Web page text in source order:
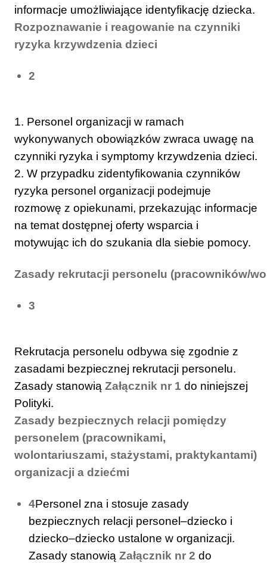
informacje umożliwiające identyfikację dziecka.
Rozpoznawanie i reagowanie na czynniki
ryzyka krzywdzenia dzieci
2
1. Personel organizacji w ramach
wykonywanych obowiązków zwraca uwagę na
czynniki ryzyka i symptomy krzywdzenia dzieci.
2. W przypadku zidentyfikowania czynników
ryzyka personel organizacji podejmuje
rozmowę z opiekunami, przekazując informacje
na temat dostępnej oferty wsparcia i
motywując ich do szukania dla siebie pomocy.
Zasady rekrutacji personelu (pracowników/
3
Rekrutacja personelu odbywa się zgodnie z
zasadami bezpiecznej rekrutacji personelu.
Zasady stanowią Załącznik nr 1 do niniejszej
Polityki.
Zasady bezpiecznych relacji pomiędzy
personelem (pracownikami,
wolontariuszami, stażystami, praktykantami)
organizacji a dziećmi
4Personel zna i stosuje zasady
bezpiecznych relacji personel–dziecko i
dziecko–dziecko ustalone w organizacji.
Zasady stanowią Załącznik nr 2 do